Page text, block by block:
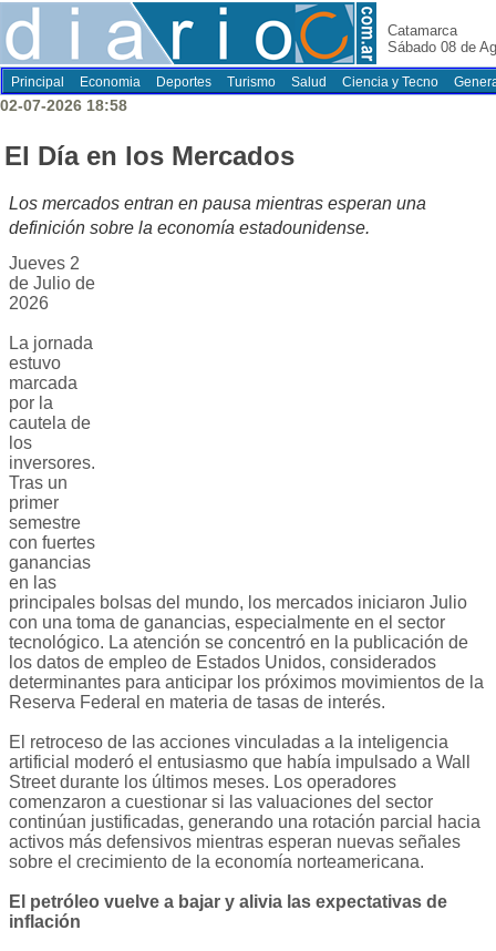
Catamarca
Sábado 08 de
Principal Economia Deportes Turismo Salud Ciencia y Tecno
02-07-2026 18:58
El Día en los Mercados
Los mercados entran en pausa mientras esperan una
definición sobre la economía estadounidense.
Jueves 2
de Julio de
2026
La jornada
estuvo
marcada
por la
cautela de
los
inversores.
Tras un
primer
semestre
con fuertes
ganancias
en las
principales bolsas del mundo, los mercados iniciaron Julio
con una toma de ganancias, especialmente en el sector
tecnológico. La atención se concentró en la publicación de
los datos de empleo de Estados Unidos, considerados
determinantes para anticipar los próximos movimientos de la
Reserva Federal en materia de tasas de interés.
El retroceso de las acciones vinculadas a la inteligencia
artificial moderó el entusiasmo que había impulsado a Wall
Street durante los últimos meses. Los operadores
comenzaron a cuestionar si las valuaciones del sector
continúan justificadas, generando una rotación parcial hacia
activos más defensivos mientras esperan nuevas señales
sobre el crecimiento de la economía norteamericana.
El petróleo vuelve a bajar y alivia las expectativas de
inflación